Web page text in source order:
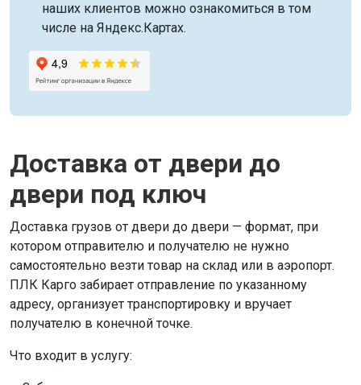
наших клиентов можно ознакомиться в том
числе на Яндекс.Картах.
Доставка от двери до
двери под ключ
Доставка грузов от двери до двери — формат, при
котором отправителю и получателю не нужно
самостоятельно везти товар на склад или в аэропорт.
ПЛК Карго забирает отправление по указанному
адресу, организует транспортировку и вручает
получателю в конечной точке.
Что входит в услугу: